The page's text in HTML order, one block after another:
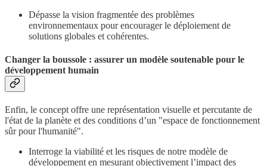
Dépasse la vision fragmentée des problèmes
environnementaux pour encourager le déploiement de
solutions globales et cohérentes.
Changer la boussole : assurer un modèle soutenable pour le
développement humain
Enfin, le concept offre une représentation visuelle et percutante de
l'état de la planète et des conditions d’un "espace de fonctionnement
sûr pour l'humanité".
Interroge la viabilité et les risques de notre modèle de
développement en mesurant objectivement l’impact des